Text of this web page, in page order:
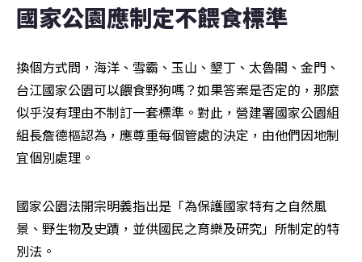
國家公園應制定不餵食標準
換個方式問，海洋、雪霸、玉山、墾丁、太魯閣、金門、
台江國家公園可以餵食野狗嗎？如果答案是否定的，那麼
似乎沒有理由不制訂一套標準。對此，營建署國家公園組
組長詹德樞認為，應尊重每個管處的決定，由他們因地制
宜個別處理。
國家公園法開宗明義指出是「為保護國家特有之自然風
景、野生物及史蹟，並供國民之育樂及研究」所制定的特
別法。